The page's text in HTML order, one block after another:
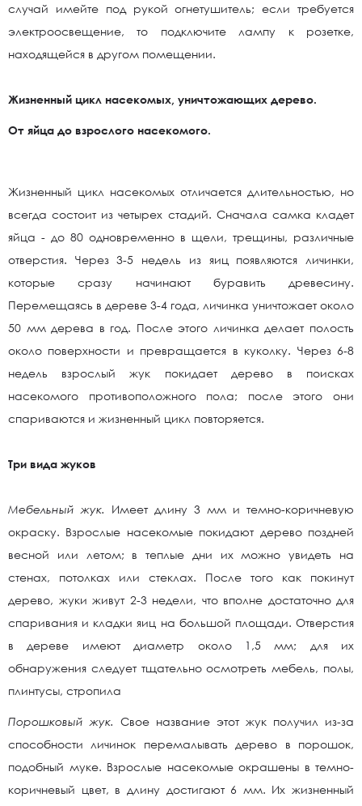
случай имейте под рукой огнетушитель; если требуется
электроосвещение, то подключите лампу к розетке,
находящейся в другом помещении.
Жизненный цикл насекомых, уничтожающих дерево.
От яйца до взрослого насекомого.
Жизненный цикл насекомых отличается длительностью, но
всегда состоит из четырех стадий. Сначала самка кладет
яйца - до 80 одновременно в щели, трещины, различные
отверстия. Через 3-5 недель из яиц появляются личинки,
которые сразу начинают буравить древесину.
Перемещаясь в дереве 3-4 года, личинка уничтожает около
50 мм дерева в год. После этого личинка делает полость
около поверхности и превращается в куколку. Через 6-8
недель взрослый жук покидает дерево в поисках
насекомого противоположного пола; после этого они
спариваются и жизненный цикл повторяется.
Три вида жуков
Мебельный жук.
Имеет длину 3 мм и темно-коричневую
окраску. Взрослые насекомые покидают дерево поздней
весной или летом; в теплые дни их можно увидеть на
стенах, потолках или стеклах. После того как покинут
дерево, жуки живут 2-3 недели, что вполне достаточно для
спаривания и кладки яиц на большой площади. Отверстия
в дереве имеют диаметр около 1,5 мм; для их
обнаружения следует тщательно осмотреть мебель, полы,
плинтусы, стропила
Порошковый жук. Свое название этот жук получил из-за
способности личинок перемалывать дерево в порошок,
подобный муке. Взрослые насекомые окрашены в темно-
коричневый цвет, в длину достигают 6 мм. Их жизненный